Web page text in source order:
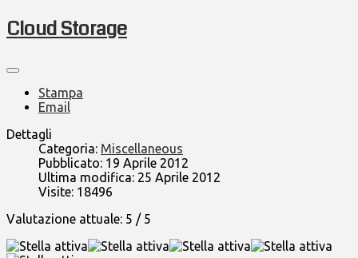
Cloud Storage
Stampa
Email
Dettagli
Categoria: Miscellaneous
Pubblicato: 19 Aprile 2012
Ultima modifica: 25 Aprile 2012
Visite: 18496
Valutazione attuale: 5 / 5